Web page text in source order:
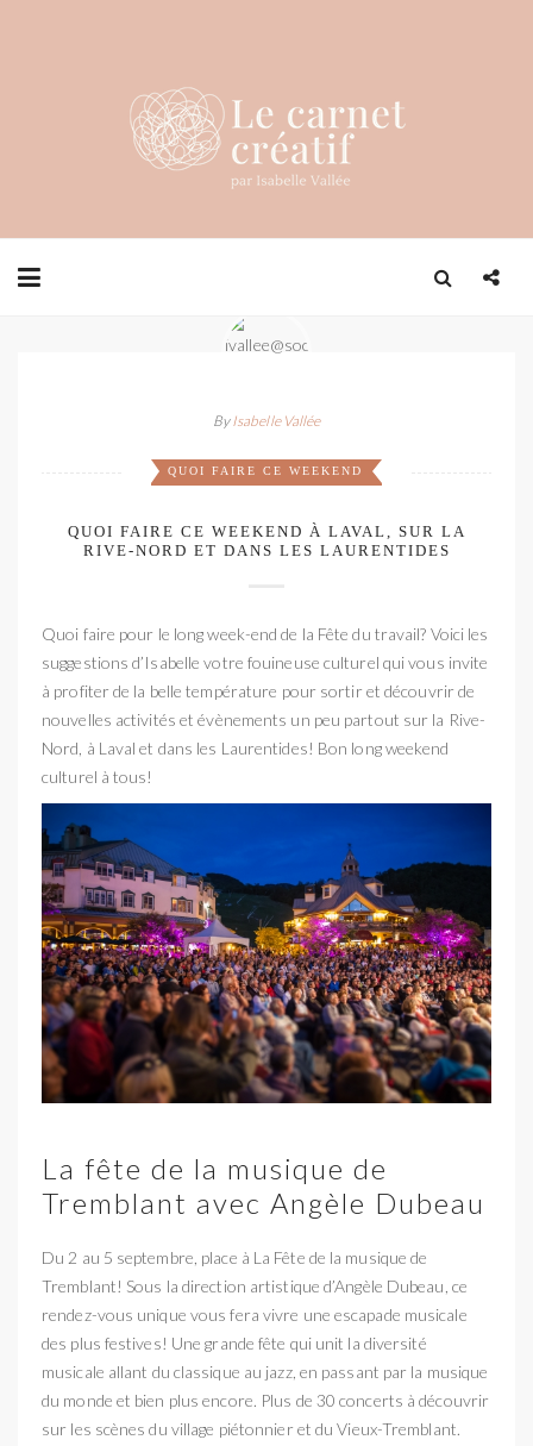
ByIsabelle Vallée
QUOI FAIRE CE WEEKEND
QUOI FAIRE CE WEEKEND À LAVAL, SUR LA
RIVE-NORD ET DANS LES LAURENTIDES
Quoi faire pour le long week-end de la Fête du travail? Voici les
suggestions d’Isabelle votre fouineuse culturel qui vous invite
à profiter de la belle température pour sortir et découvrir de
nouvelles activités et évènements un peu partout sur la Rive-
Nord, à Laval et dans les Laurentides! Bon long weekend
culturel à tous!
La fête de la musique de
Tremblant avec Angèle Dubeau
Du 2 au 5 septembre, place à La Fête de la musique de
Tremblant! Sous la direction artistique d’Angèle Dubeau, ce
rendez-vous unique vous fera vivre une escapade musicale
des plus festives! Une grande fête qui unit la diversité
musicale allant du classique au jazz, en passant par la musique
du monde et bien plus encore. Plus de 30 concerts à découvrir
sur les scènes du village piétonnier et du Vieux-Tremblant.